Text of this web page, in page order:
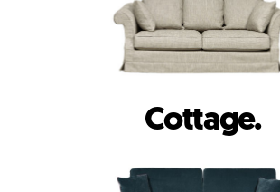
Cottage.